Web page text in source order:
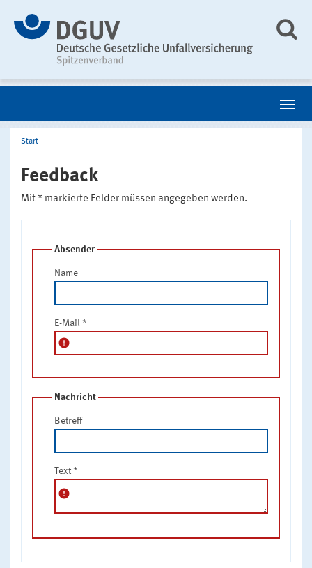
Start
Feedback
Mit * markierte Felder müssen angegeben werden.
Absender
Name
E-Mail *
error
Nachricht
Betreff
Text *
error